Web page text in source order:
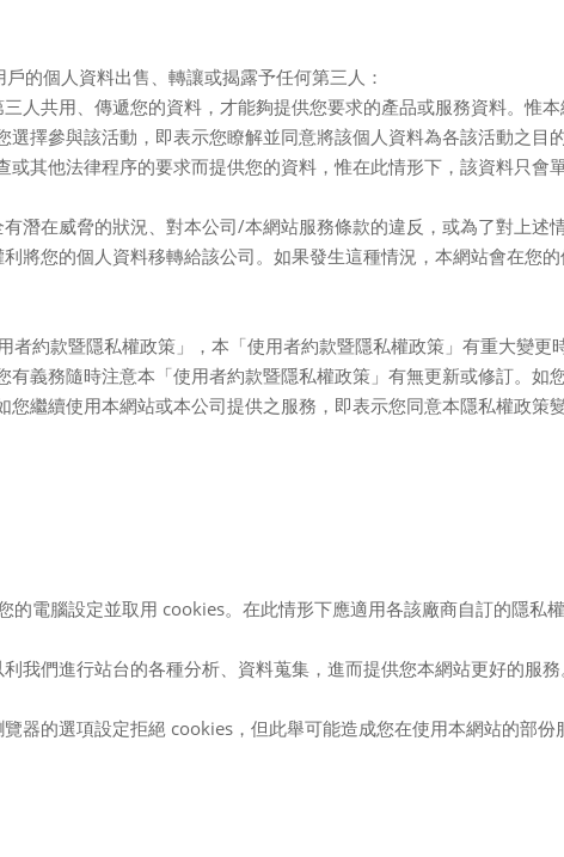
的個人資料出售、轉讓或揭露予任何第三人：
人共用、傳遞您的資料，才能夠提供您要求的產品或服務資料。惟
擇參與該活動，即表示您瞭解並同意將該個人資料為各該活動之目
其他法律程序的要求而提供您的資料，惟在此情形下，該資料只會
潛在威脅的狀況、對本公司/本網站服務條款的違反，或為了對上述
將您的個人資料移轉給該公司。如果發生這種情況，本網站會在您
者約款暨隱私權政策」，本「使用者約款暨隱私權政策」有重大變
義務隨時注意本「使用者約款暨隱私權政策」有無更新或修訂。如
繼續使用本網站或本公司提供之服務，即表示您同意本隱私權政策變
的電腦設定並取用 cookies。在此情形下應適用各該廠商自訂的隱私權
我們進行站台的各種分析、資料蒐集，進而提供您本網站更好的服務
覽器的選項設定拒絕 cookies ，但此舉可能造成您在使用本網站的部份